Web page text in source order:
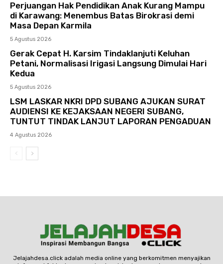
Perjuangan Hak Pendidikan Anak Kurang Mampu
di Karawang: Menembus Batas Birokrasi demi
Masa Depan Karmila
5 Agustus 2026
Gerak Cepat H. Karsim Tindaklanjuti Keluhan
Petani, Normalisasi Irigasi Langsung Dimulai Hari
Kedua
5 Agustus 2026
LSM LASKAR NKRI DPD SUBANG AJUKAN SURAT
AUDIENSI KE KEJAKSAAN NEGERI SUBANG,
TUNTUT TINDAK LANJUT LAPORAN PENGADUAN
4 Agustus 2026
Jelajahdesa.click adalah media online yang berkomitmen menyajikan